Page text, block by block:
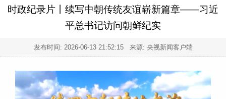
时政纪录片丨续写中朝传统友谊崭新篇章——习近
平总书记访问朝鲜纪实
发布时间: 2026-06-13 21:52:15来源: 央视新闻客户端